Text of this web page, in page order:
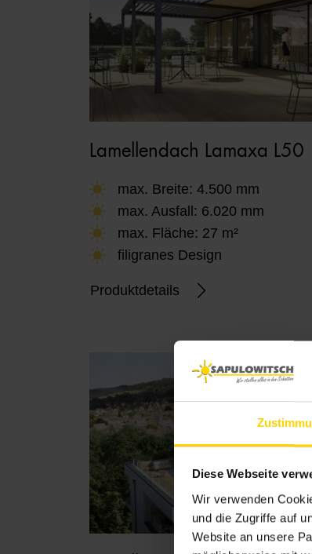
Diese Webseite
Wir verwenden
und die Zugriffe auf
Website an unsere
Lamellendach Lamaxa L50
max. Breite: 4.500 mm
max. Ausfall: 6.020 mm
max. Fläche: 27 m²
filigranes Design
Produktdetails